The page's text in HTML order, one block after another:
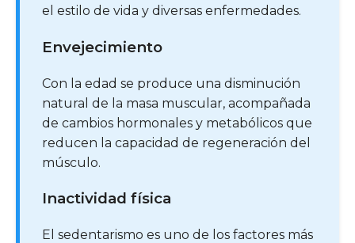
el estilo de vida y diversas enfermedades.
Envejecimiento
Con la edad se produce una disminución
natural de la masa muscular, acompañada
de cambios hormonales y metabólicos que
reducen la capacidad de regeneración del
músculo.
Inactividad física
El sedentarismo es uno de los factores más